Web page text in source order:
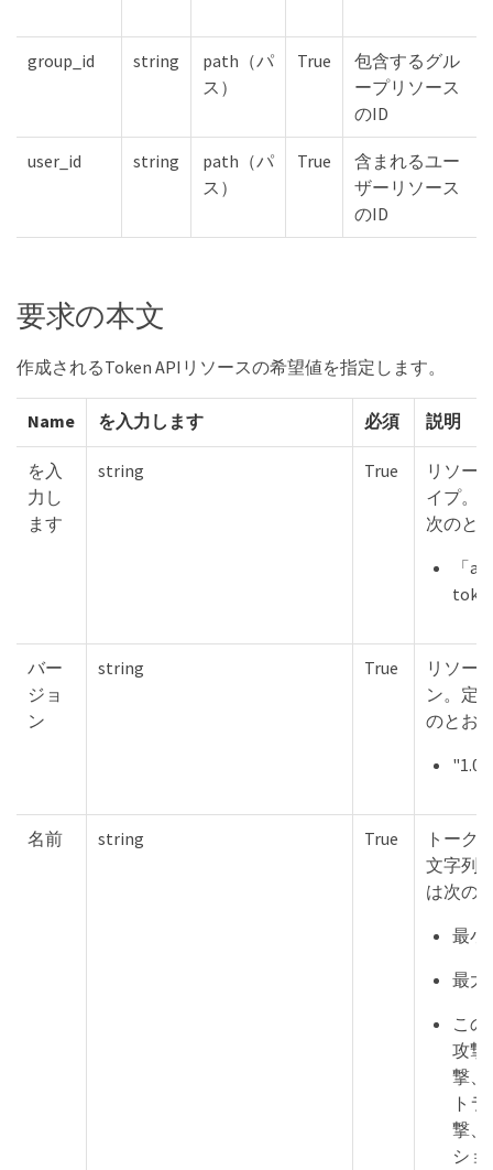
group_id string
path（パ
ス）
True
包含するグル
ープリソース
のID
user_id string
path（パ
ス）
True
含まれるユー
ザーリソース
のID
要求の本文
作成されるToken APIリソースの希望値を指定します。
Name を入力します 必須 説明
を入
力し
ます
string True
リソー
イプ。
次のと
「
バー
ジョ
ン
string True
リソー
ン。定
のとお
"1.0"
名前 string True
トーク
文字列
は次の
最小
最大
この
攻撃
撃、
ト
撃、
シ